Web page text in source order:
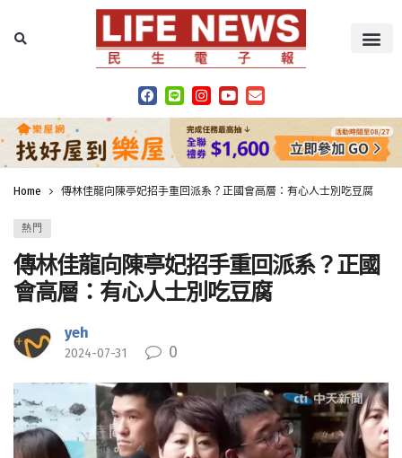
Home 傳林佳龍向陳亭妃招手重回派系？正國會高層：有心人士別吃豆腐
熱門
傳林佳龍向陳亭妃招手重回派系？正國
會高層：有心人士別吃豆腐
yeh
2024-07-31 0